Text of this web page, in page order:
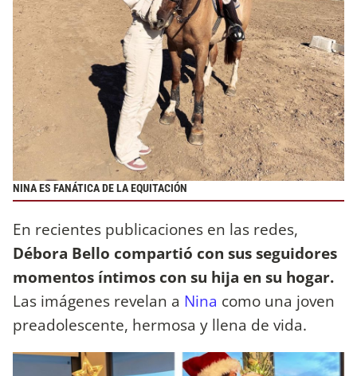
NINA ES FANÁTICA DE LA EQUITACIÓN
En recientes publicaciones en las redes,
Débora Bello compartió con sus seguidores
momentos íntimos con su hija en su hogar.
Las imágenes revelan a Nina como una joven
preadolescente, hermosa y llena de vida.